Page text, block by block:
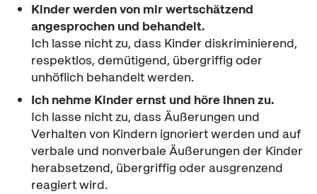
Kinder werden von mir wertschätzend
angesprochen und behandelt.
Ich lasse nicht zu, dass Kinder diskriminierend,
respektlos, demütigend, übergriffig oder
unhöflich behandelt werden.
Ich nehme Kinder ernst und höre ihnen zu.
Ich lasse nicht zu, dass Äußerungen und
Verhalten von Kindern ignoriert werden und auf
verbale und nonverbale Äußerungen der Kinder
herabsetzend, übergriffig oder ausgrenzend
reagiert wird.